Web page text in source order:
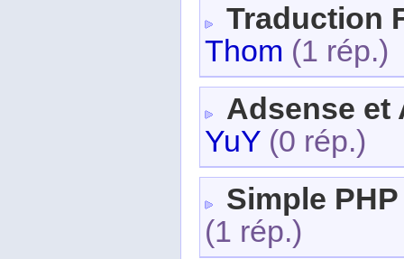
Traduction
Thom (1 rép.)
Adsense et
YuY (0 rép.)
Simple
(1 rép.)